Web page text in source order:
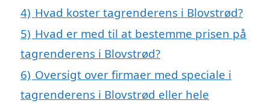
4) Hvad koster tagrenderens i Blovstrød?
5) Hvad er med til at bestemme prisen på
tagrenderens i Blovstrød?
6) Oversigt over firmaer med speciale i
tagrenderens i Blovstrød eller hele